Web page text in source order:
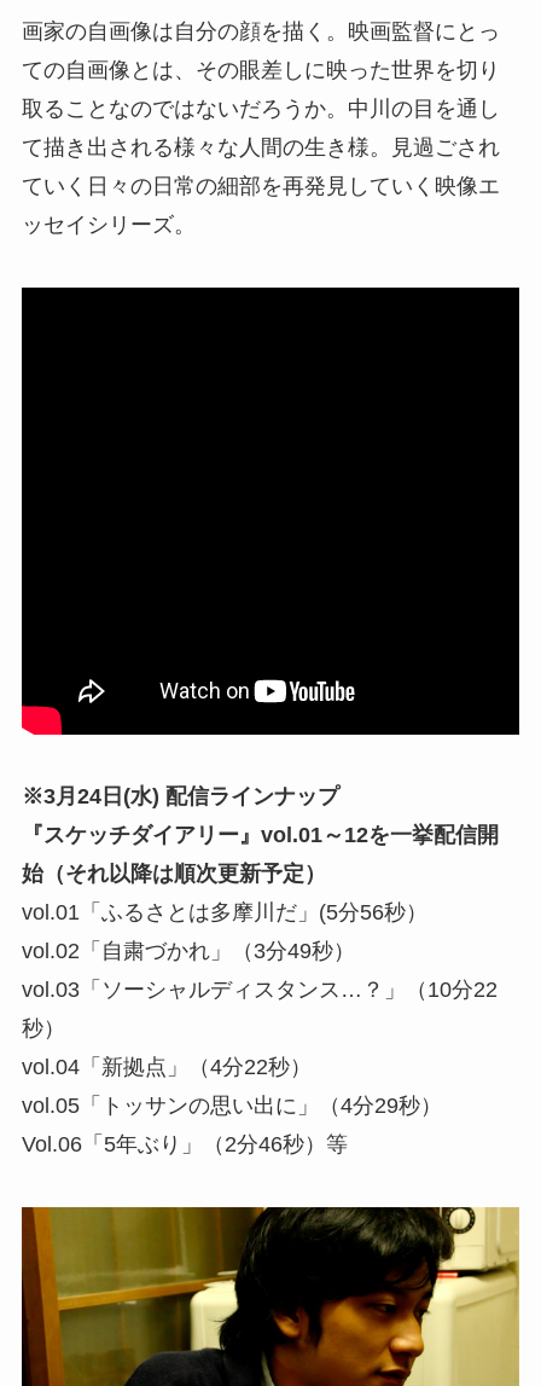
画家の自画像は自分の顔を描く。映画監督にとっ
ての自画像とは、その眼差しに映った世界を切り
取ることなのではないだろうか。中川の目を通し
て描き出される様々な人間の生き様。見過ごされ
ていく日々の日常の細部を再発見していく映像エ
ッセイシリーズ。
※3月24日(水) 配信ラインナップ
『スケッチダイアリー』vol.01～12を一挙配信開
始（それ以降は順次更新予定）
vol.01「ふるさとは多摩川だ」(5分56秒）
vol.02「自粛づかれ」（3分49秒）
vol.03「ソーシャルディスタンス…？」（10分22
秒）
vol.04「新拠点」（4分22秒）
vol.05「トッサンの思い出に」（4分29秒）
Vol.06「5年ぶり」（2分46秒）等